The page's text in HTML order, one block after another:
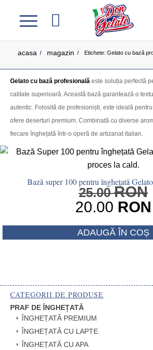
acasa / magazin / Etichete: Gelato cu bază
Gelato cu bază profesională este soluția perfectă
calitate superioară. Această bază garantează o
autentic. Folosită de profesioniști, este ideală
ofere deserturi premium. Combinată cu diverse
fiecare înghețată într-o operă de artizanat italian.
Bază super 100 pentru înghețată
25.00RON
a
20.00 RON
ADAUGĂ ÎN COȘ
CATEGORII DE PRODUSE
PRAF DE ÎNGHEȚATĂ
ÎNGHEȚATĂ PREMIUM
ÎNGHEȚATĂ CU LAPTE
ÎNGHEȚATĂ CU APA